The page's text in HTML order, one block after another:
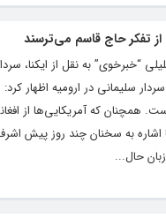
تفکر حاج قاسم می‌ترسند
سلیمانی در ارومیه اظهار
همچنان که آمریکایی‌ها از
اشاره به سخنان چند روز پیش
حال...